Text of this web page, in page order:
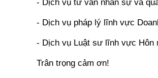
- Dịch vụ pháp lý lĩnh vực
- Dịch vụ Luật sư lĩnh vực Hôn
Trân trọng cảm ơn!